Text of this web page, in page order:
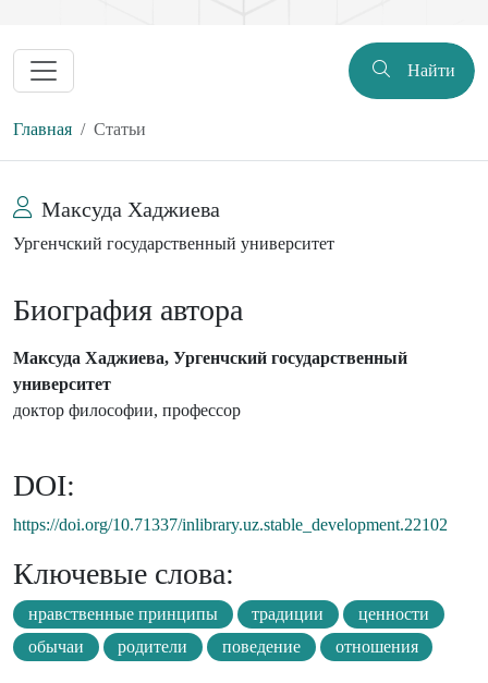
Найти
Главная Статьи
Максуда Хаджиева
Ургенчский государственный университет
Биография автора
Максуда Хаджиева, Ургенчский государственный
университет
доктор философии, профессор
DOI:
https://doi.org/10.71337/inlibrary.uz.stable_development.22102
Ключевые слова:
нравственные принципы традиции
ценности
обычаи
родители поведение отношения